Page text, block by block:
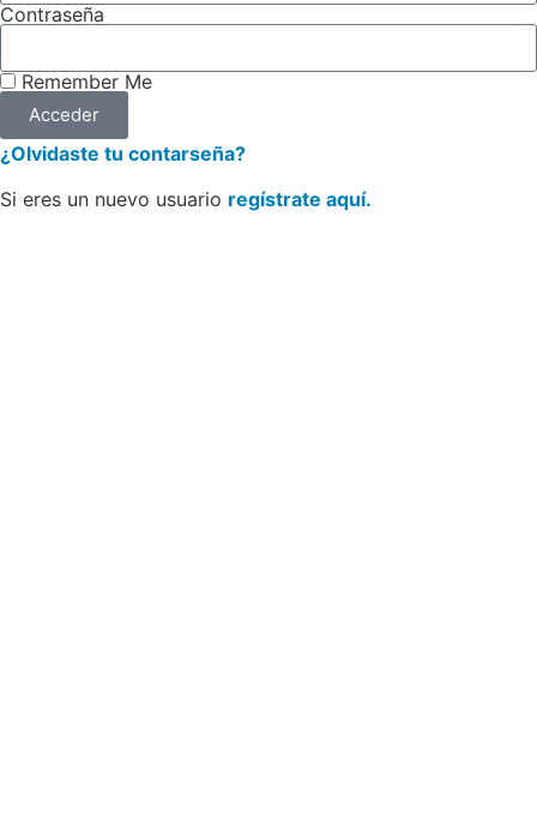
Contraseña
Remember Me
Acceder
¿Olvidaste tu contarseña?
Si eres un nuevo usuario regístrate aquí.